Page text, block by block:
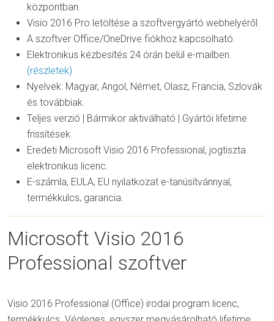
központban.
Visio 2016 Pro letöltése a szoftvergyártó webhelyéről.
A szoftver Office/OneDrive fiókhoz kapcsolható.
Elektronikus kézbesítés 24 órán belül e-mailben.
(részletek)
Nyelvek: Magyar, Angol, Német, Olasz, Francia, Szlovák
és továbbiak.
Teljes verzió | Bármikor aktiválható | Gyártói lifetime
frissítések.
Eredeti Microsoft Visio 2016 Professional, jogtiszta
elektronikus licenc.
E-számla, EULA, EU nyilatkozat e-tanúsítvánnyal,
termékkulcs, garancia.
Microsoft Visio 2016
Professional szoftver
Visio 2016 Professional (Office) irodai program licenc,